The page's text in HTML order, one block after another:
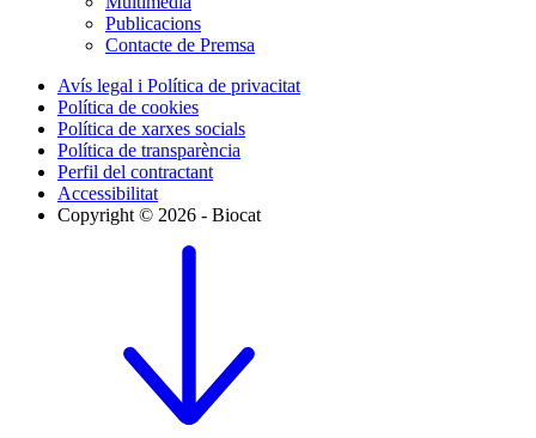
Publicacions
Contacte de Premsa
Avís legal i Política de privacitat
Política de cookies
Política de xarxes socials
Política de transparència
Perfil del contractant
Accessibilitat
Copyright © 2026 - Biocat